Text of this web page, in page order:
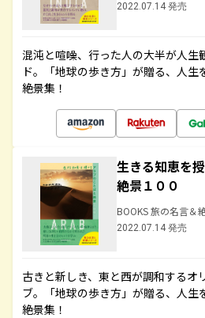
2022.07.14 発売
混沌と喧噪、行った人の大半が人生
ド。「地球の歩き方」が贈る、人
絶景集！
生きる知恵を
絶景１００
BOOKS 旅の名言＆
2022.07.14 発売
古きと新しき、東と西が調和するオ
ブ。「地球の歩き方」が贈る、人生
絶景集！